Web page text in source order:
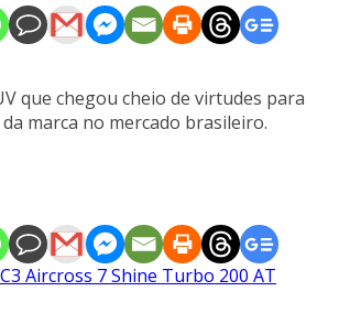
que chegou cheio de virtudes para
marca no mercado brasileiro.